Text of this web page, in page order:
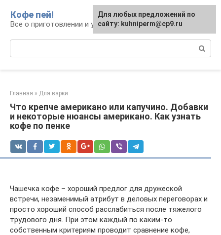
контенту
Кофе пей!
Все о приготовлении и употреблении кофе
Главная » Для варки
Что крепче американо или капучино. Добавки
и некоторые нюансы американо. Как узнать
кофе по пенке
Чашечка кофе – хороший предлог для дружеской
встречи, незаменимый атрибут в деловых переговорах и
просто хороший способ расслабиться после тяжелого
трудового дня. При этом каждый по каким-то
собственным критериям проводит сравнение кофе,
Для любых предложений по
сайту: kuhniperm@cp9.ru